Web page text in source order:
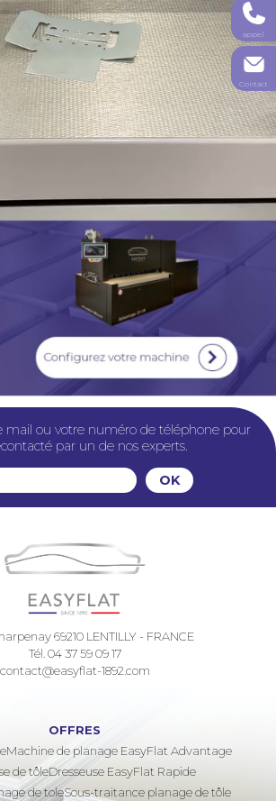
mail ou votre numéro de téléphone pour
par un de nos experts.
69210 LENTILLY - FRANCE
Tél. 04 37 59 09 17
contact@easyflat-1892.com
OFFRES
Machine de planage EasyFlat Advantage
de tôleDresseuse EasyFlat Rapide
de toleSous-traitance planage de tôle
appel
Contact
votre machine